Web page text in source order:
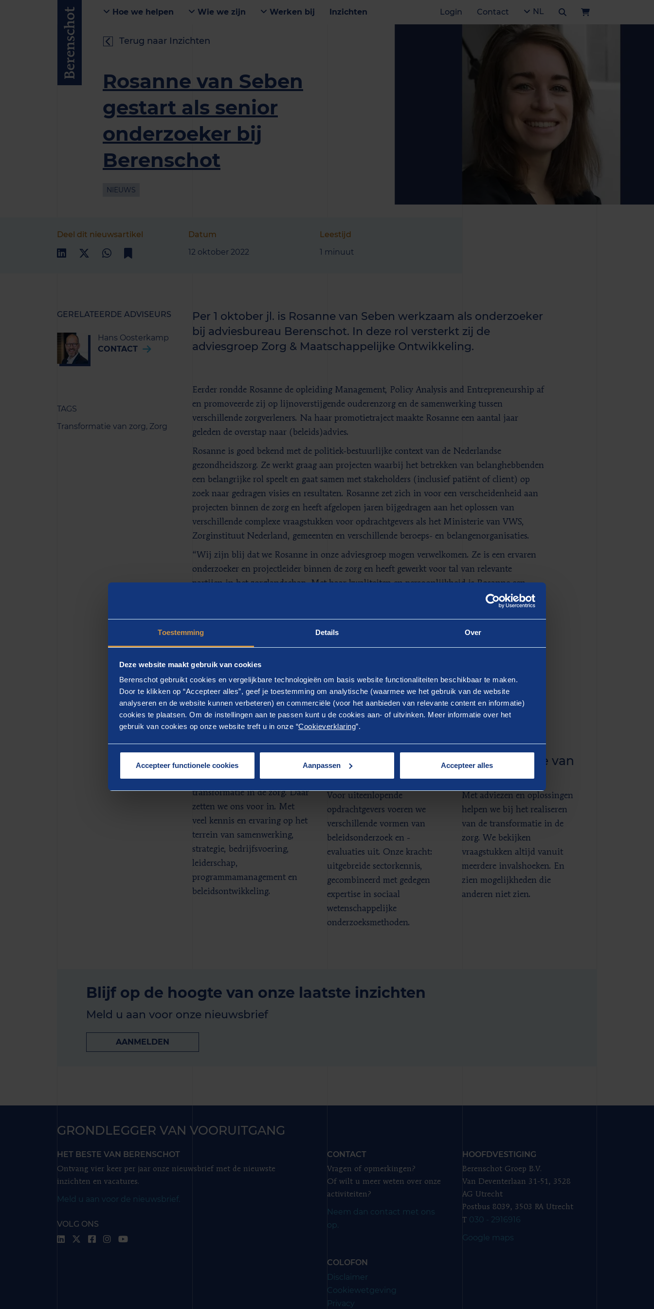
Toestemming Details Over
Deze website maakt gebruik van cookies
Berenschot gebruikt cookies en vergelijkbare technologieën om basis website functionaliteiten beschikbaar te maken.
Door te klikken op “Accepteer alles”, geef je toestemming om analytische (waarmee we het gebruik van de website
analyseren en de website kunnen verbeteren) en commerciële (voor het aanbieden van relevante content en informatie)
cookies te plaatsen. Om de instellingen aan te passen kunt u de cookies aan- of uitvinken. Meer informatie over het
gebruik van cookies op onze website treft u in onze “Cookieverklaring”.
Accepteer functionele cookies Aanpassen Accepteer alles
Hoe we helpen Wie we zijn Werken bij Inzichten Login Contact NL
Terug naar Inzichten
Rosanne van Seben
gestart als senior
onderzoeker bij
Berenschot
NIEUWS
Deel dit nieuwsartikel
Datum
12 oktober 2022
Leestijd
1 minuut
GERELATEERDE ADVISEURS
Hans Oosterkamp
CONTACT
TAGS
Transformatie van zorg, Zorg
Per 1 oktober jl. is Rosanne van Seben werkzaam als onderzoeker
bij adviesbureau Berenschot. In deze rol versterkt zij de
adviesgroep Zorg & Maatschappelijke Ontwikkeling.
Eerder rondde Rosanne de opleiding Management, Policy Analysis and Entrepreneurship af
en promoveerde zij op lijnoverstijgende ouderenzorg en de samenwerking tussen
verschillende zorgverleners. Na haar promotietraject maakte Rosanne een aantal jaar
geleden de overstap naar (beleids)advies.
Rosanne is goed bekend met de politiek-bestuurlijke context van de Nederlandse
gezondheidszorg. Ze werkt graag aan projecten waarbij het betrekken van belanghebbenden
een belangrijke rol speelt en gaat samen met stakeholders (inclusief patiënt of client) op
zoek naar gedragen visies en resultaten. Rosanne zet zich in voor een verscheidenheid aan
projecten binnen de zorg en heeft afgelopen jaren bijgedragen aan het oplossen van
verschillende complexe vraagstukken voor opdrachtgevers als het Ministerie van VWS,
Zorginstituut Nederland, gemeenten en verschillende beroeps- en belangenorganisaties.
“Wij zijn blij dat we Rosanne in onze adviesgroep mogen verwelkomen. Ze is een ervaren
onderzoeker en projectleider binnen de zorg en heeft gewerkt voor tal van relevante
partijen in het zorglandschap. Met haar kwaliteiten en persoonlijkheid is Rosanne een
uitstekende aanvulling op onze groeiende advies- en onderzoekspraktijk in de zorg,”, aldus
GERELATEERD
Meer weten?
Werkveld
Zorg
Het realiseren van de
transformatie in de zorg. Daar
zetten we ons voor in. Met
veel kennis en ervaring op het
terrein van samenwerking,
strategie, bedrijfsvoering,
leiderschap,
programmamanagement en
beleidsontwikkeling.
Dienst
Beleidsonderzoek
en -evaluatie
Voor uiteenlopende
opdrachtgevers voeren we
verschillende vormen van
beleidsonderzoek en -
evaluaties uit. Onze kracht:
uitgebreide sectorkennis,
gecombineerd met gedegen
expertise in sociaal
wetenschappelijke
onderzoeksmethoden.
Thema
Transformatie van
zorg
Met adviezen en oplossingen
helpen we bij het realiseren
van de transformatie in de
zorg. We bekijken
vraagstukken altijd vanuit
meerdere invalshoeken. En
zien mogelijkheden die
anderen niet zien.
Blijf op de hoogte van onze laatste inzichten
Meld u aan voor onze nieuwsbrief
AANMELDEN
GRONDLEGGER VAN VOORUITGANG
HET BESTE VAN BERENSCHOT
Ontvang vier keer per jaar onze nieuwsbrief met de nieuwste
inzichten en vacatures.
Meld u aan voor de nieuwsbrief.
VOLG ONS
CONTACT
Vragen of opmerkingen?
Of wilt u meer weten over onze
activiteiten?
Neem dan contact met ons
op.
HOOFDVESTIGING
Berenschot Groep B.V.
Van Deventerlaan 31-51, 3528
AG Utrecht
Postbus 8039, 3503 RA Utrecht
T 030 - 2916916
Google maps
COLOFON
Disclaimer
Cookiewetgeving
Privacy